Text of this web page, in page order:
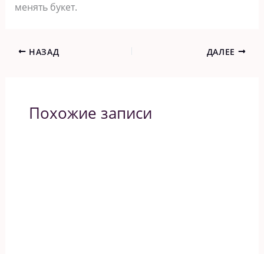
менять букет.
НАЗАД ДАЛЕЕ
Похожие записи